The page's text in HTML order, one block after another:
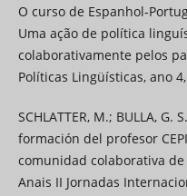
O curso de Espanhol-
Uma ação de política
colaborativamente pelos
Políticas Lingüísticas, ano
SCHLATTER, M.; BULLA, G.
formación del profesor
comunidad colaborativa
Anais II Jornadas